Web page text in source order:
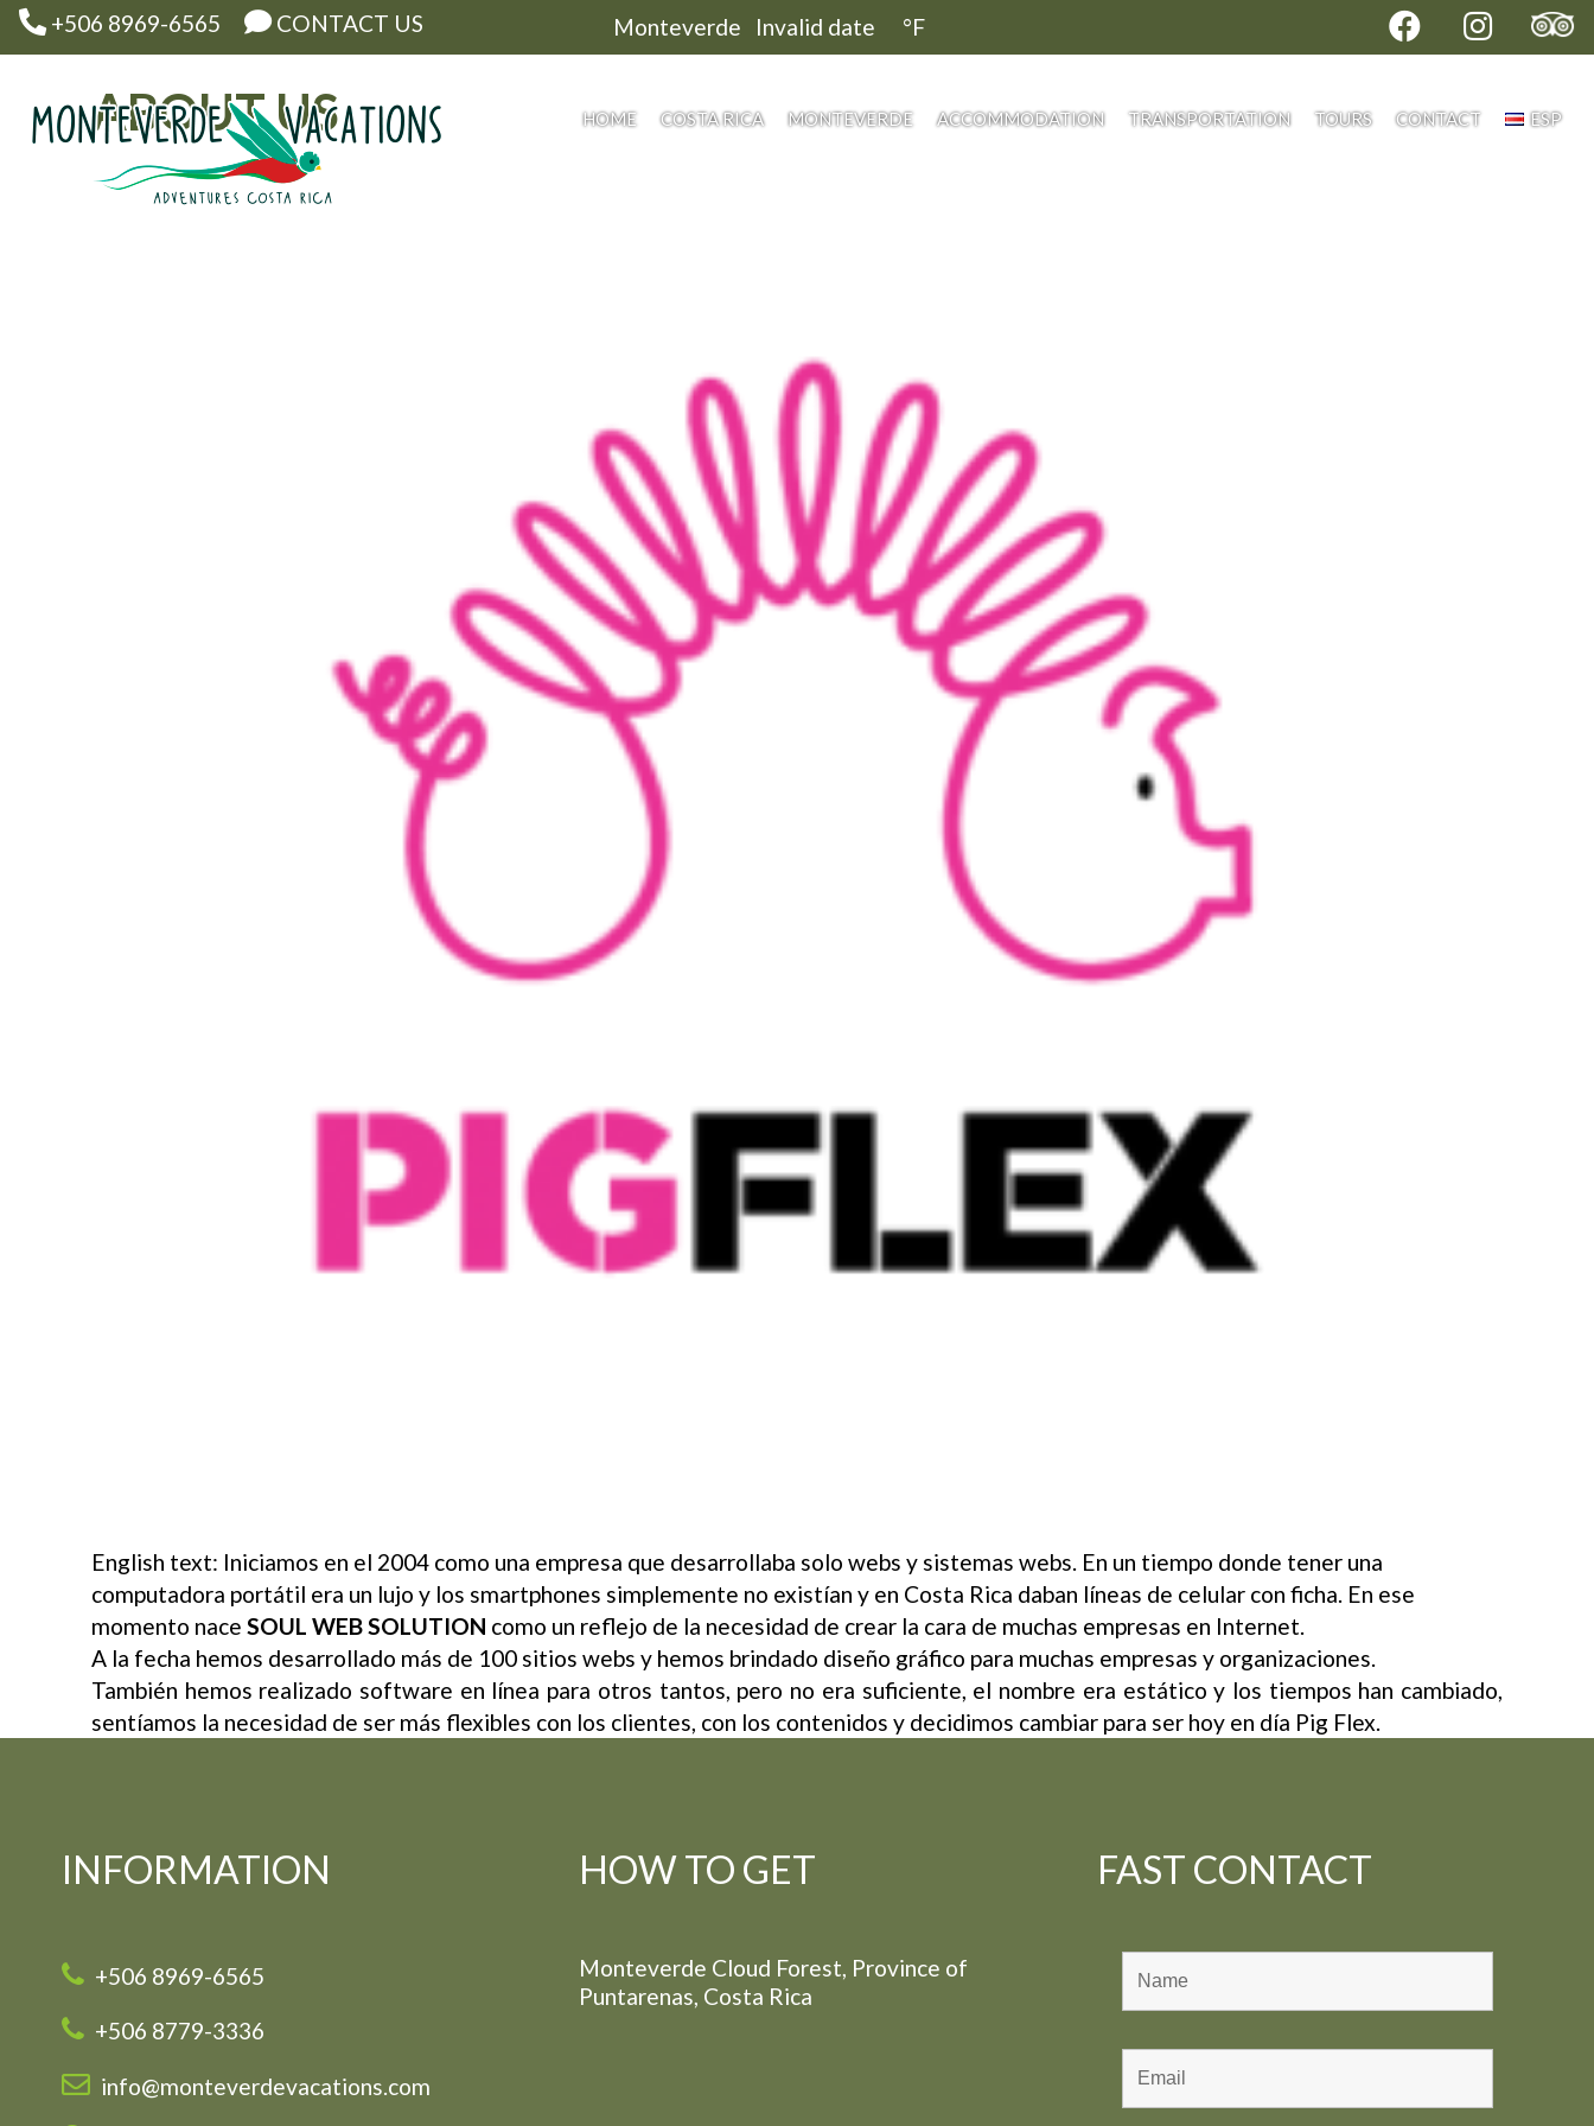
+506 8969-6565 CONTACT US Monteverde Invalid date °F
HOME COSTA RICA MONTEVERDE ACCOMMODATION TRANSPORTATION TOURS CONTACT ESP
ABOUT US
English text: Iniciamos en el 2004 como una empresa que desarrollaba solo webs y sistemas webs. En un tiempo donde tener una
computadora portátil era un lujo y los smartphones simplemente no existían y en Costa Rica daban líneas de celular con ficha. En ese
momento nace SOUL WEB SOLUTION como un reflejo de la necesidad de crear la cara de muchas empresas en Internet.
A la fecha hemos desarrollado más de 100 sitios webs y hemos brindado diseño gráfico para muchas empresas y organizaciones.
También hemos realizado software en línea para otros tantos, pero no era suficiente, el nombre era estático y los tiempos han cambiado,
sentíamos la necesidad de ser más flexibles con los clientes, con los contenidos y decidimos cambiar para ser hoy en día Pig Flex.
INFORMATION
+506 8969-6565
+506 8779-3336
info@monteverdevacations.com
HOW TO GET
Monteverde Cloud Forest, Province of
Puntarenas, Costa Rica
FAST CONTACT